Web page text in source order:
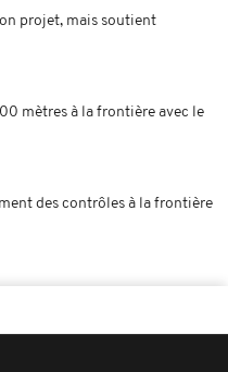
projet, mais soutient
mètres à la frontière avec le
des contrôles à la frontière